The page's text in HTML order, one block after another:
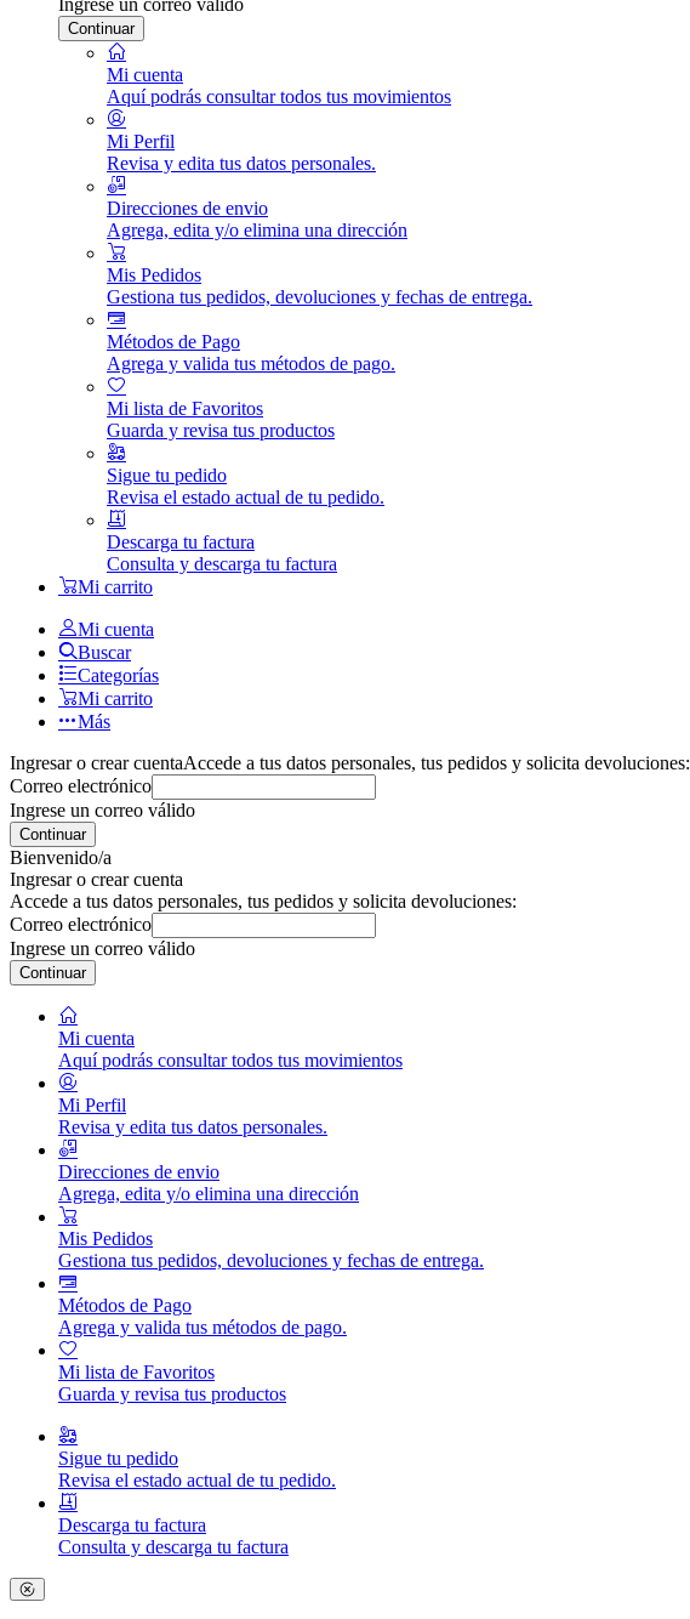
Continuar
Mi cuenta
Aquí podrás consultar todos tus movimientos
Mi Perfil
Revisa y edita tus datos personales.
Direcciones de envio
Agrega, edita y/o elimina una dirección
Mis Pedidos
Gestiona tus pedidos, devoluciones y fechas de entrega.
Métodos de Pago
Agrega y valida tus métodos de pago.
Mi lista de Favoritos
Guarda y revisa tus productos
Sigue tu pedido
Revisa el estado actual de tu pedido.
Descarga tu factura
Consulta y descarga tu factura
Mi carrito
Mi cuenta
Buscar
Categorías
Mi carrito
Más
Ingresar o crear cuentaAccede a tus datos personales, tus pedidos y solicita devoluciones:
Correo electrónico
Ingrese un correo válido
Continuar
Bienvenido/a
Ingresar o crear cuenta
Accede a tus datos personales, tus pedidos y solicita devoluciones:
Correo electrónico
Ingrese un correo válido
Continuar
Mi cuenta
Aquí podrás consultar todos tus movimientos
Mi Perfil
Revisa y edita tus datos personales.
Direcciones de envio
Agrega, edita y/o elimina una dirección
Mis Pedidos
Gestiona tus pedidos, devoluciones y fechas de entrega.
Métodos de Pago
Agrega y valida tus métodos de pago.
Mi lista de Favoritos
Guarda y revisa tus productos
Sigue tu pedido
Revisa el estado actual de tu pedido.
Descarga tu factura
Consulta y descarga tu factura